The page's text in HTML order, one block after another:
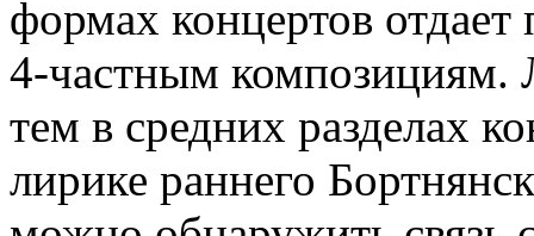
формах концертов
4-частным композициям.
тем в средних разделах
лирике раннего